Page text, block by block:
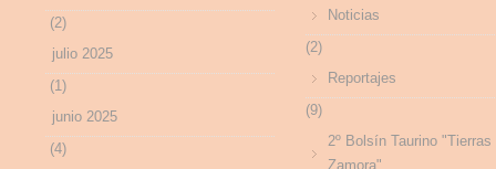
(2)
julio 2025
(1)
junio 2025
(4)
Noticias
(2)
Reportajes
(9)
2º Bolsín Taurino "Tierras
Zamora"